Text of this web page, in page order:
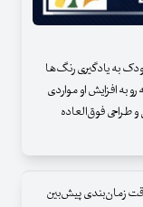
به یادگیری رنگ‌ها
به افزایش او مواردی
طراحی فوق‌العاده